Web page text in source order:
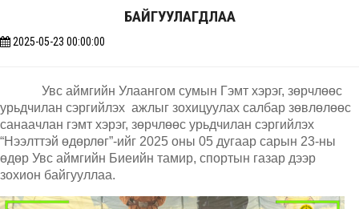
БАЙГУУЛАГДЛАА
2025-05-23 00:00:00
Увс аймгийн Улаангом сумын Гэмт хэрэг, зөрчлөөс
урьдчилан сэргийлэх ажлыг зохицуулах салбар зөвлөлөөс
санаачлан гэмт хэрэг, зөрчлөөс урьдчилан сэргийлэх
“Нээлттэй өдөрлөг”-ийг 2025 оны 05 дугаар сарын 23-ны
өдөр Увс аймгийн Биеийн тамир, спортын газар дээр
зохион байгууллаа.